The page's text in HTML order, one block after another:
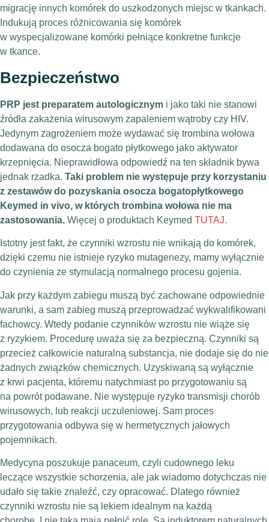
migrację innych komórek do uszkodzonych miejsc w tkankach.
Indukują proces różnicowania się komórek
w wyspecjalizowane komórki pełniące konkretne funkcje
w tkance.
Bezpieczeństwo
PRP jest preparatem autologicznym i jako taki nie stanowi
źródła zakażenia wirusowym zapaleniem wątroby czy HIV.
Jedynym zagrożeniem może wydawać się trombina wołowa
dodawana do osocza bogato płytkowego jako aktywator
krzepnięcia. Nieprawidłowa odpowiedź na ten składnik bywa
jednak rzadka. Taki problem nie występuje przy korzystaniu
z zestawów do pozyskania osocza bogatopłytkowego
Keymed in vivo, w których trombina wołowa nie ma
zastosowania. Więcej o produktach Keymed TUTAJ.
Istotny jest fakt, że czynniki wzrostu nie wnikają do komórek,
dzięki czemu nie istnieje ryzyko mutagenezy, mamy wyłącznie
do czynienia ze stymulacją normalnego procesu gojenia.
Jak przy każdym zabiegu muszą być zachowane odpowiednie
warunki, a sam zabieg muszą przeprowadzać wykwalifikowani
fachowcy. Wtedy podanie czynników wzrostu nie wiąże się
z ryzykiem. Procedurę uważa się za bezpieczną. Czynniki są
przecież całkowicie naturalną substancja, nie dodaje się do nie
żadnych związków chemicznych. Uzyskiwaną są wyłącznie
z krwi pacjenta, któremu natychmiast po przygotowaniu są
na powrót podawane. Nie występuje ryzyko transmisji chorób
wirusowych, lub reakcji uczuleniowej. Sam proces
przygotowania odbywa się w hermetycznych jałowych
pojemnikach.
Medycyna poszukuje panaceum, czyli cudownego leku
leczące wszystkie schorzenia, ale jak wiadomo dotychczas nie
udało się takie znaleźć, czy opracować. Dlatego również
czynniki wzrostu nie są lekiem idealnym na każdą